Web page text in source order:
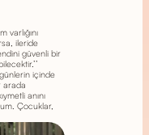
varlığını
ileride
güvenli bir
günlerin içinde
arada
anını
Çocuklar,